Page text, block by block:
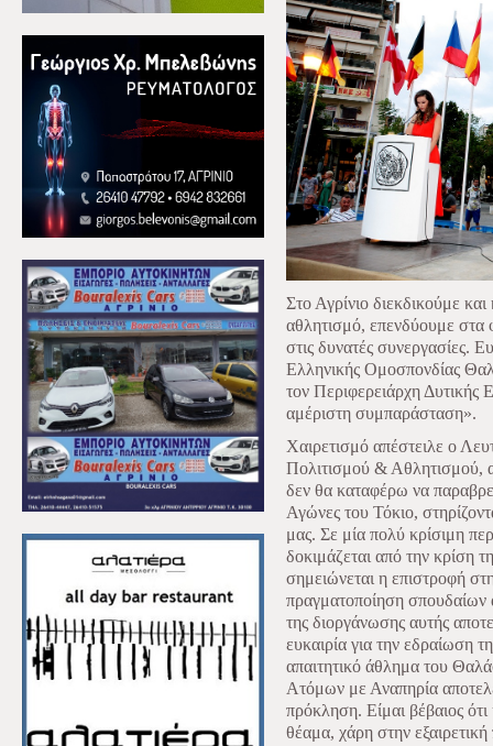
Στο Αγρίνιο διεκδικούμε
αθλητισμό, επενδύουμε στα
στις δυνατές συνεργασίες.
Ελληνικής Ομοσπονδίας
τον Περιφερειάρχη
αμέριστη συμπαράσταση».
Χαιρετισμό απέστειλε ο
Πολιτισμού & Αθλητισμού,
δεν θα καταφέρω να
Αγώνες του Τόκιο,
μας. Σε μία πολύ κρίσιμη
δοκιμάζεται από την κρίση
σημειώνεται η επιστροφή
πραγματοποίηση
της διοργάνωσης αυτής
ευκαιρία για την εδραίωση
απαιτητικό άθλημα του
Ατόμων με Αναπηρία
πρόκληση. Είμαι βέβαιος
θέαμα, χάρη στην